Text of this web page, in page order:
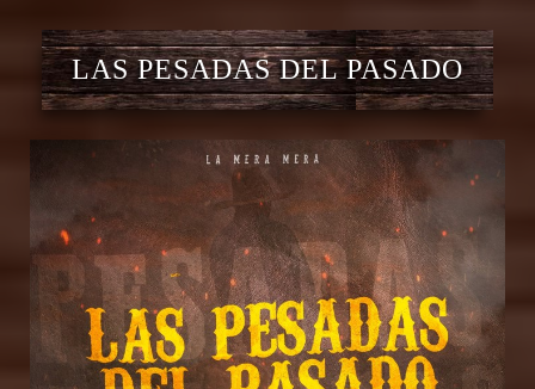
LAS PESADAS DEL PASADO